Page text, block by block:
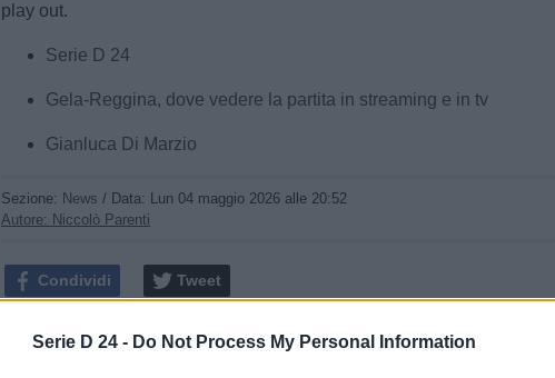
Serie D 24 - Do Not Process My Personal Information
play out.
Serie D 24
Gela-Reggina, dove vedere la partita in streaming e in tv
Gianluca Di Marzio
Sezione: News / Data: Lun 04 maggio 2026 alle 20:52
Autore: Niccolò Parenti
Condividi Tweet